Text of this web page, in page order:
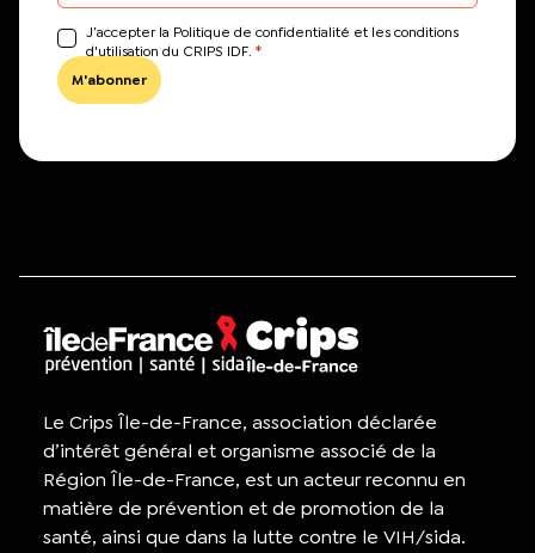
J’accepter la Politique de confidentialité et les conditions
d'utilisation du CRIPS IDF. *
Le Crips Île-de-France, association déclarée
d’intérêt général et organisme associé de la
Région Île-de-France, est un acteur reconnu en
matière de prévention et de promotion de la
santé, ainsi que dans la lutte contre le VIH/sida.